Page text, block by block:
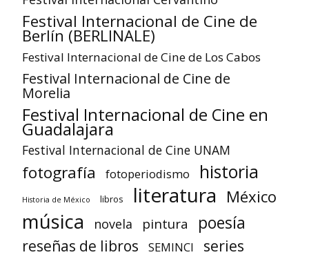
Festival Internacional de Cine de
Berlín (BERLINALE)
Festival Internacional de Cine de Los Cabos
Festival Internacional de Cine de
Morelia
Festival Internacional de Cine en
Guadalajara
Festival Internacional de Cine UNAM
fotografía fotoperiodismo historia
Historia de México libros literatura México
música novela pintura poesía
reseñas de libros SEMINCI series